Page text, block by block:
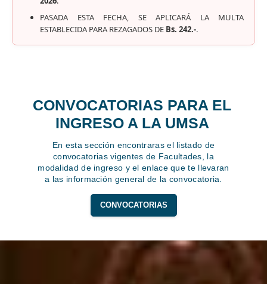
PASADA ESTA FECHA, SE APLICARÁ LA MULTA
ESTABLECIDA PARA REZAGADOS DE Bs. 242.-.
CONVOCATORIAS PARA EL
INGRESO A LA UMSA
En esta sección encontraras el listado de
convocatorias vigentes de Facultades, la
modalidad de ingreso y el enlace que te llevaran
a las información general de la convocatoria.
CONVOCATORIAS